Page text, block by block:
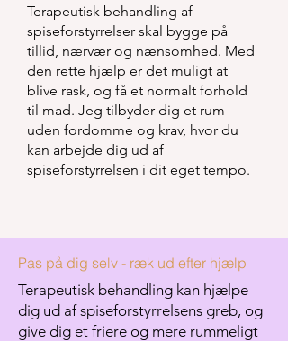
Terapeutisk behandling af
spiseforstyrrelser skal bygge på
tillid, nærvær og nænsomhed. Med
den rette hjælp er det muligt at
blive rask, og få et normalt forhold
til mad. Jeg tilbyder dig et rum
uden fordomme og krav, hvor du
kan arbejde dig ud af
spiseforstyrrelsen i dit eget tempo.
Pas på dig selv - ræk ud efter hjælp
Terapeutisk behandling kan hjælpe
dig ud af spiseforstyrrelsens greb, og
give dig et friere og mere rummeligt